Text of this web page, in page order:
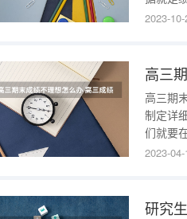
位证书
2023-
高三
高三期
制定详
们就要
习计划
末成绩
2023-
研究